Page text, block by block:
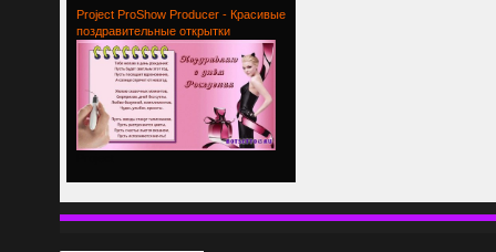
Project ProShow Producer - Красивые
поздравительные открытки